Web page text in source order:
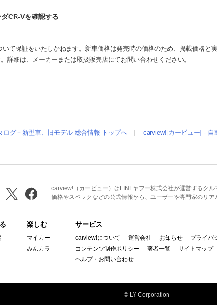
CR-Vを確認する
て保証をいたしかねます。新車価格は発売時の価格のため、掲載価格と
詳細は、メーカーまたは取扱販売店にてお問い合わせください。
ログ－新型車、旧モデル 総合情報 トップへ carview![カービュー] -
carview!（カービュー）はLINEヤフー株式会社が運営するク
価格やスペックなどの公式情報から、ユーザーや専門家のリ
楽しむ
マイカー
みんカラ
サービス
carview!について 運営会社 お知らせ プライバ
コンテンツ制作ポリシー
著者一覧 サイトマップ
ヘルプ・お問い合わせ
© LY Corporation